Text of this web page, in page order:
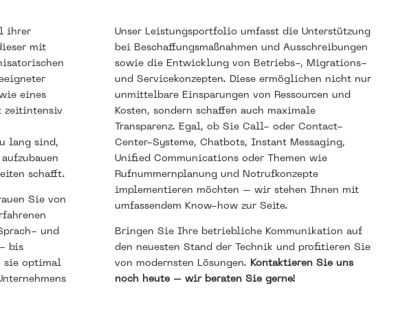
ihrer
mit
eines
zeitintensiv
lang sind,
schafft.
Sie von
und
bis
sie optimal
Unser Leistungsportfolio umfasst die Unterstützung
bei Beschaffungsmaßnahmen und Ausschreibungen
sowie die Entwicklung von Betriebs-, Migrations-
und Servicekonzepten. Diese ermöglichen nicht nur
unmittelbare Einsparungen von Ressourcen und
Kosten, sondern schaffen auch maximale
Transparenz. Egal, ob Sie Call- oder Contact-
Center-Systeme, Chatbots, Instant Messaging,
Unified Communications oder Themen wie
Rufnummernplanung und Notrufkonzepte
implementieren möchten – wir stehen Ihnen mit
umfassendem Know-how zur Seite.
Bringen Sie Ihre betriebliche Kommunikation auf
den neuesten Stand der Technik und profitieren Sie
von modernsten Lösungen.
Kontaktieren Sie uns
noch heute – wir beraten Sie gerne!